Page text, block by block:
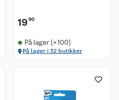
1990
På lager (+100)
På lager i 32 butikker